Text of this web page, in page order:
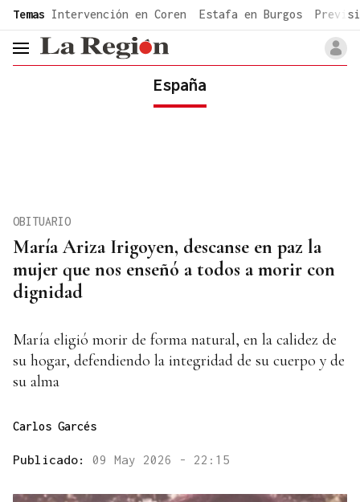
common.go-to-content
Temas Intervención en Coren Estafa en Burgos
header.menu.open
España
María Ariza Irigoyen, descanse en paz la
mujer que nos enseñó a todos a morir con
dignidad
OBITUARIO
María eligió morir de forma natural, en la calidez de
su hogar, defendiendo la integridad de su cuerpo y de
su alma
Carlos Garcés
Publicado: 09 May 2026 - 22:15